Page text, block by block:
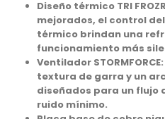
Diseño térmico TRI
mejorados, el control
térmico brindan una
funcionamiento más
Ventilador STORMFORCE:
textura de garra y un
diseñados para un flujo
ruido mínimo.